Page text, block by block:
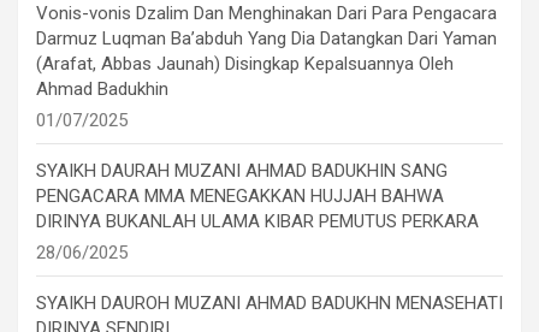
Vonis-vonis Dzalim Dan Menghinakan Dari Para Pengacara
Darmuz Luqman Ba’abduh Yang Dia Datangkan Dari Yaman
(Arafat, Abbas Jaunah) Disingkap Kepalsuannya Oleh
Ahmad Badukhin
01/07/2025
SYAIKH DAURAH MUZANI AHMAD BADUKHIN SANG
PENGACARA MMA MENEGAKKAN HUJJAH BAHWA
DIRINYA BUKANLAH ULAMA KIBAR PEMUTUS PERKARA
28/06/2025
SYAIKH DAUROH MUZANI AHMAD BADUKHN MENASEHATI